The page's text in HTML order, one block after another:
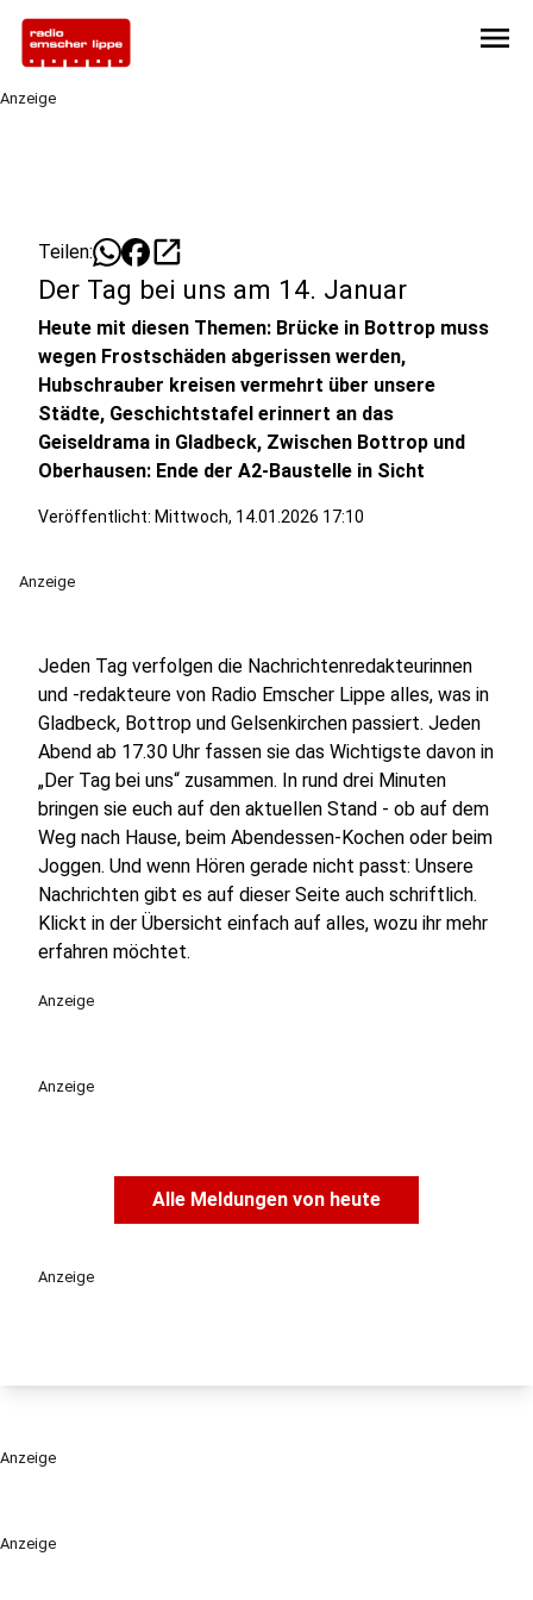
menu
Anzeige
Anzeige
Teilen: open_in_new
Der Tag bei uns am 14. Januar
Heute mit diesen Themen: Brücke in Bottrop muss
wegen Frostschäden abgerissen werden,
Hubschrauber kreisen vermehrt über unsere
Städte, Geschichtstafel erinnert an das
Geiseldrama in Gladbeck, Zwischen Bottrop und
Oberhausen: Ende der A2-Baustelle in Sicht
Veröffentlicht: Mittwoch, 14.01.2026 17:10
Anzeige
Jeden Tag verfolgen die Nachrichtenredakteurinnen
und -redakteure von Radio Emscher Lippe alles, was in
Gladbeck, Bottrop und Gelsenkirchen passiert. Jeden
Abend ab 17.30 Uhr fassen sie das Wichtigste davon in
„Der Tag bei uns“ zusammen. In rund drei Minuten
bringen sie euch auf den aktuellen Stand - ob auf dem
Weg nach Hause, beim Abendessen-Kochen oder beim
Joggen. Und wenn Hören gerade nicht passt: Unsere
Nachrichten gibt es auf dieser Seite auch schriftlich.
Klickt in der Übersicht einfach auf alles, wozu ihr mehr
erfahren möchtet.
Anzeige
Anzeige
Alle Meldungen von heute
Anzeige
Anzeige